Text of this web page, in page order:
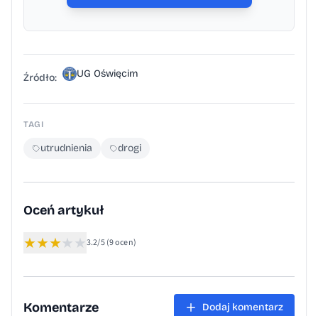
Źródło: UG Oświęcim
TAGI
utrudnienia drogi
Oceń artykuł
★★★★ ★3.2/5(9 ocen)
Komentarze Dodaj komentarz